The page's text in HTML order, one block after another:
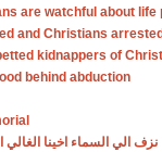
are watchful about life
and Christians
kidnappers of
behind abduction
نزف الي السماء اخينا